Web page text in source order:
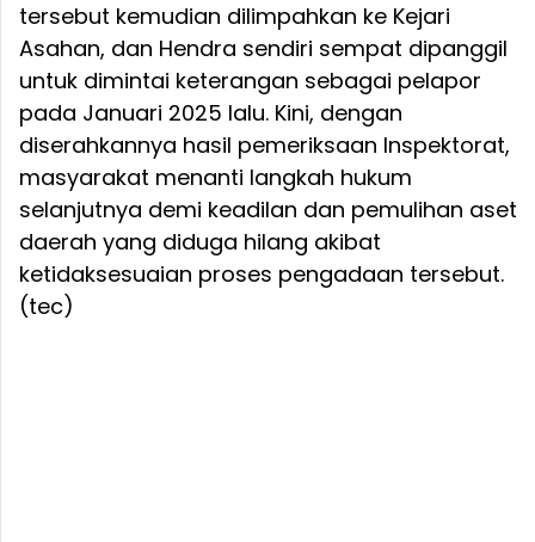
tersebut kemudian dilimpahkan ke Kejari
Asahan, dan Hendra sendiri sempat dipanggil
untuk dimintai keterangan sebagai pelapor
pada Januari 2025 lalu. Kini, dengan
diserahkannya hasil pemeriksaan Inspektorat,
masyarakat menanti langkah hukum
selanjutnya demi keadilan dan pemulihan aset
daerah yang diduga hilang akibat
ketidaksesuaian proses pengadaan tersebut.
(tec)